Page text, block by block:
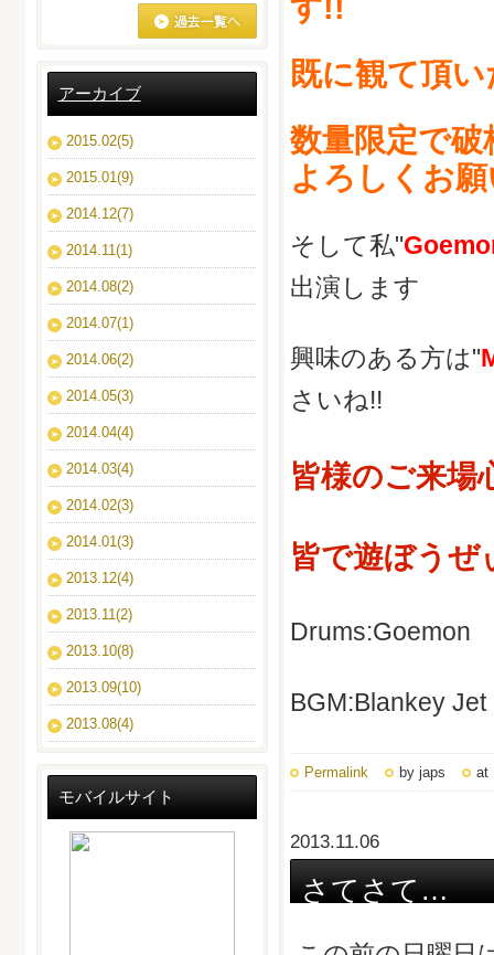
す!!
既に観て頂
数量限定で
よろしくお
そして私"
出演します
興味のある方は"
さいね!!
皆様のご来場
皆で遊ぼうぜ
Drums:Goemon
BGM:Blankey
Permalink by japs at
2013.11.06
さてさて…
アーカイブ
2015.02(5)
2015.01(9)
2014.12(7)
2014.11(1)
2014.08(2)
2014.07(1)
2014.06(2)
2014.05(3)
2014.04(4)
2014.03(4)
2014.02(3)
2014.01(3)
2013.12(4)
2013.11(2)
2013.10(8)
2013.09(10)
2013.08(4)
モバイルサイト